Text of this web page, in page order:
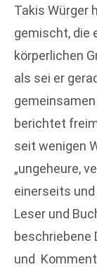
Takis Würger
gemischt, die
körperlichen
als sei er
berichtet
seit wenigen
„ungeheure,
einerseits
Leser und
beschriebene
und